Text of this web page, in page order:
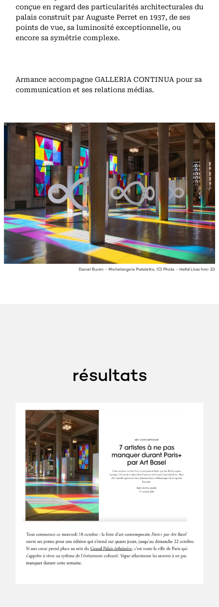
conçue en regard des particularités architecturales du
palais construit par Auguste Perret en 1937, de ses
points de vue, sa luminosité exceptionnelle, ou
encore sa symétrie complexe.
Armance accompagne GALLERIA CONTINUA pour sa
communication et ses relations médias.
Daniel Buren - Michelangelo Pistoletto, (C) Photo - Hafid Lhachmi-10
résultats